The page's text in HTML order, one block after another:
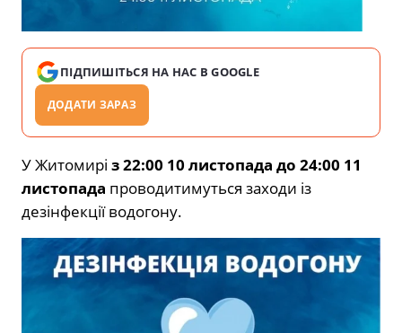
ПІДПИШІТЬСЯ НА НАС В GOOGLE
ДОДАТИ ЗАРАЗ
У Житомирі з 22:00 10 листопада до 24:00 11
листопада проводитимуться заходи із
дезінфекції водогону.